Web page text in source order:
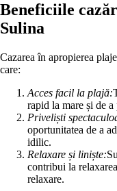
Beneficiile
Sulina
Cazarea în apropierea
care:
Acces facil la plajă:
rapid la mare și de
Priveliști
oportunitatea de a
idilic.
Relaxare și liniște:
contribui la
relaxare.